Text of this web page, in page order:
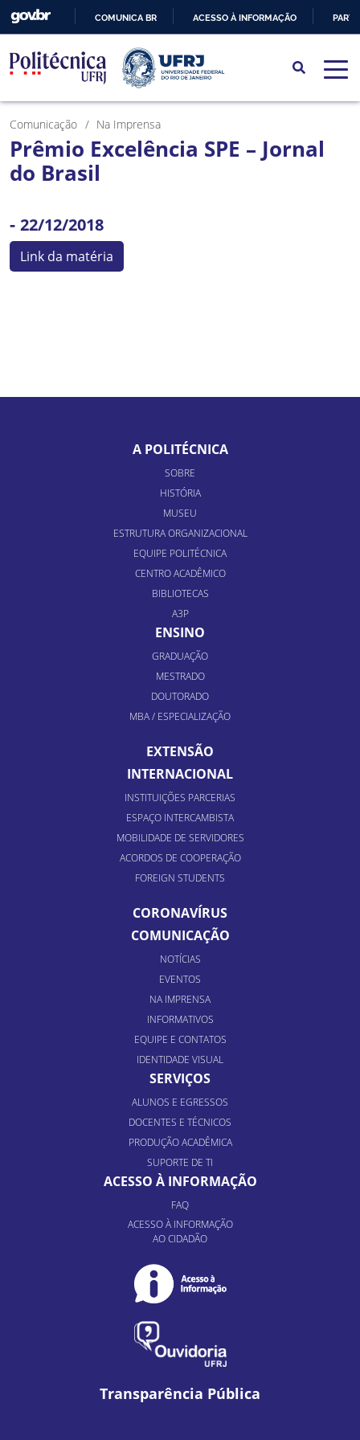
PARA
O
CONTEÚDO
COMUNICA BR ACESSO À INFORMAÇÃO
Comunicação Na Imprensa
Prêmio Excelência SPE – Jornal
do Brasil
- 22/12/2018
Link da matéria
A POLITÉCNICA
SOBRE
HISTÓRIA
MUSEU
ESTRUTURA ORGANIZACIONAL
EQUIPE POLITÉCNICA
CENTRO ACADÊMICO
BIBLIOTECAS
A3P
ENSINO
GRADUAÇÃO
MESTRADO
DOUTORADO
MBA / ESPECIALIZAÇÃO
EXTENSÃO
INTERNACIONAL
INSTITUIÇÕES PARCERIAS
ESPAÇO INTERCAMBISTA
MOBILIDADE DE SERVIDORES
ACORDOS DE COOPERAÇÃO
FOREIGN STUDENTS
CORONAVÍRUS
COMUNICAÇÃO
NOTÍCIAS
EVENTOS
NA IMPRENSA
INFORMATIVOS
EQUIPE E CONTATOS
IDENTIDADE VISUAL
SERVIÇOS
ALUNOS E EGRESSOS
DOCENTES E TÉCNICOS
PRODUÇÃO ACADÊMICA
SUPORTE DE TI
ACESSO À INFORMAÇÃO
FAQ
ACESSO À INFORMAÇÃO
AO CIDADÃO
Transparência Pública